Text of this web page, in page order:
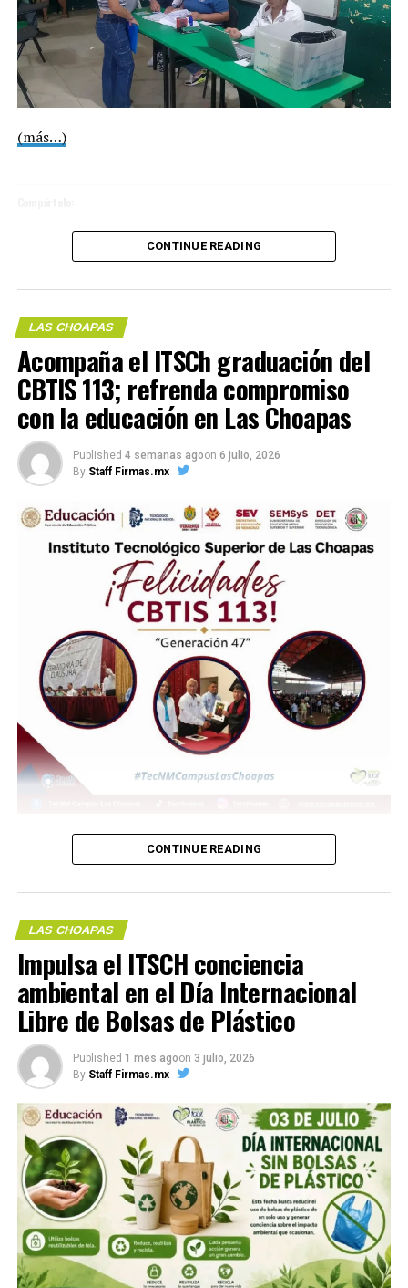
Me gusta esto:
COMPARTE ESTA INFORMACIÓN
RELATED TOPICS:
UP NEXT
Estudiantes de Ingeniería Forestal impulsan proyecto
sustentable de compostaje en Las Choapas
DON'T MISS
Analizan aplicaciones de drones agrícolas en el sector
forestal en Las Choapas
(más…)
Me gusta esto:
COMPARTE ESTA INFORMACIÓN
CONTINUE READING
LAS CHOAPAS
Acompaña el ITSCh graduación del
CBTIS 113; refrenda compromiso
con la educación en Las Choapas
Published 4 semanas agoon 6 julio, 2026
By Staff Firmas.mx
Me gusta esto:
COMPARTE ESTA INFORMACIÓN
CONTINUE READING
LAS CHOAPAS
Impulsa el ITSCH conciencia
ambiental en el Día Internacional
Libre de Bolsas de Plástico
Published 1 mes agoon 3 julio, 2026
By Staff Firmas.mx